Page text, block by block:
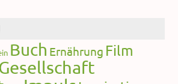
Buch Ernährung Film